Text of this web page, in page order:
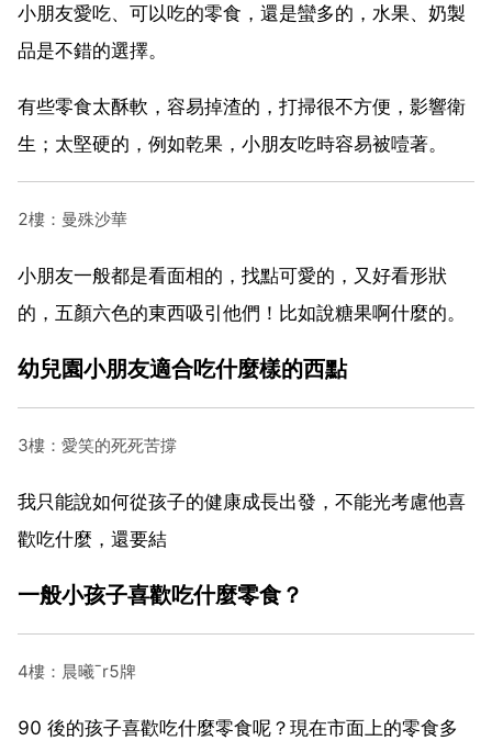
小朋友愛吃、可以吃的零食，還是蠻多的，水果、奶製
品是不錯的選擇。
有些零食太酥軟，容易掉渣的，打掃很不方便，影響衛
生；太堅硬的，例如乾果，小朋友吃時容易被噎著。
2樓：曼殊沙華
小朋友一般都是看面相的，找點可愛的，又好看形狀
的，五顏六色的東西吸引他們！比如說糖果啊什麼的。
幼兒園小朋友適合吃什麼樣的西點
3樓：愛笑的死死苦撐
我只能說如何從孩子的健康成長出發，不能光考慮他喜
歡吃什麼，還要結
一般小孩子喜歡吃什麼零食？
4樓：晨曦ˉr5牌
90 後的孩子喜歡吃什麼零食呢？現在市面上的零食多